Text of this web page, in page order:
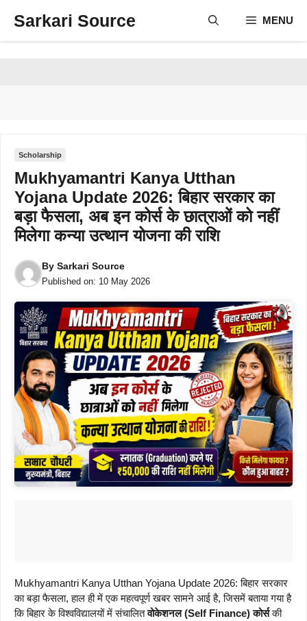
Sarkari Source MENU
Scholarship
Mukhyamantri Kanya Utthan
Yojana Update 2026: बिहार सरकार का
बड़ा फैसला, अब इन कोर्स के छात्राओं को नहीं
मिलेगा कन्या उत्थान योजना की राशि
By Sarkari Source
Published on: 10 May 2026
Mukhyamantri Kanya Utthan Yojana Update 2026: बिहार सरकार
का बड़ा फैसला, हाल ही में एक महत्वपूर्ण खबर सामने आई है, जिसमें बताया गया है
कि बिहार के विश्वविद्यालयों में संचालितवोकेशनल (Self Finance) कोर्सकी